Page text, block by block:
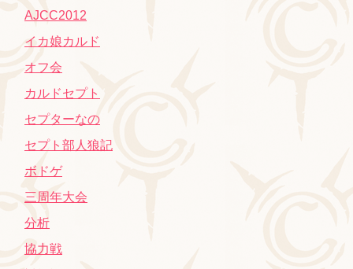
AJCC2012
イカ娘カルド
オフ会
カルドセプト
セプターなの
セプト部人狼記
ボドゲ
三周年大会
分析
協力戦